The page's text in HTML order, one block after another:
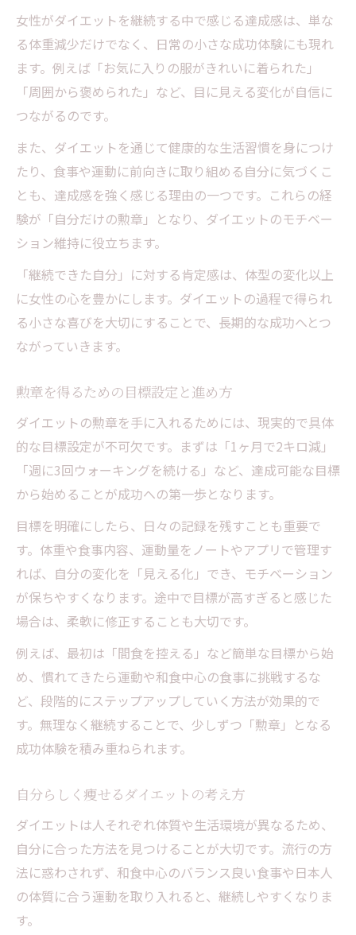
女性がダイエットを継続する中で感じる達成感は、単な
る体重減少だけでなく、日常の小さな成功体験にも現れ
ます。例えば「お気に入りの服がきれいに着られた」
「周囲から褒められた」など、目に見える変化が自信に
つながるのです。
また、ダイエットを通じて健康的な生活習慣を身につけ
たり、食事や運動に前向きに取り組める自分に気づくこ
とも、達成感を強く感じる理由の一つです。これらの経
験が「自分だけの勲章」となり、ダイエットのモチベー
ション維持に役立ちます。
「継続できた自分」に対する肯定感は、体型の変化以上
に女性の心を豊かにします。ダイエットの過程で得られ
る小さな喜びを大切にすることで、長期的な成功へとつ
ながっていきます。
勲章を得るための目標設定と進め方
ダイエットの勲章を手に入れるためには、現実的で具体
的な目標設定が不可欠です。まずは「1ヶ月で2キロ減」
「週に3回ウォーキングを続ける」など、達成可能な目標
から始めることが成功への第一歩となります。
目標を明確にしたら、日々の記録を残すことも重要で
す。体重や食事内容、運動量をノートやアプリで管理す
れば、自分の変化を「見える化」でき、モチベーション
が保ちやすくなります。途中で目標が高すぎると感じた
場合は、柔軟に修正することも大切です。
例えば、最初は「間食を控える」など簡単な目標から始
め、慣れてきたら運動や和食中心の食事に挑戦するな
ど、段階的にステップアップしていく方法が効果的で
す。無理なく継続することで、少しずつ「勲章」となる
成功体験を積み重ねられます。
自分らしく痩せるダイエットの考え方
ダイエットは人それぞれ体質や生活環境が異なるため、
自分に合った方法を見つけることが大切です。流行の方
法に惑わされず、和食中心のバランス良い食事や日本人
の体質に合う運動を取り入れると、継続しやすくなりま
す。